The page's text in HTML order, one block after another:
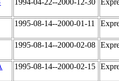
1994-04-22--2000-12-30
1995-08-14--2000-01-11
1995-08-14--2000-02-08
1995-08-14--2000-02-15